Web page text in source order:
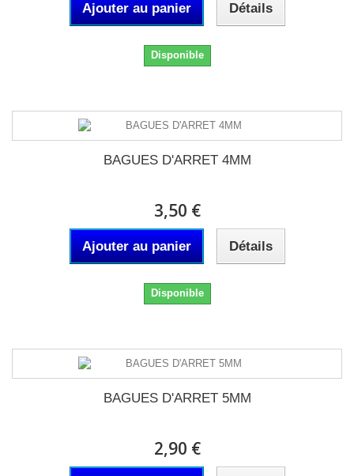
Ajouter au panier Détails
Disponible
BAGUES D'ARRET 4MM
3,50 €
Ajouter au panier Détails
Disponible
BAGUES D'ARRET 5MM
2,90 €